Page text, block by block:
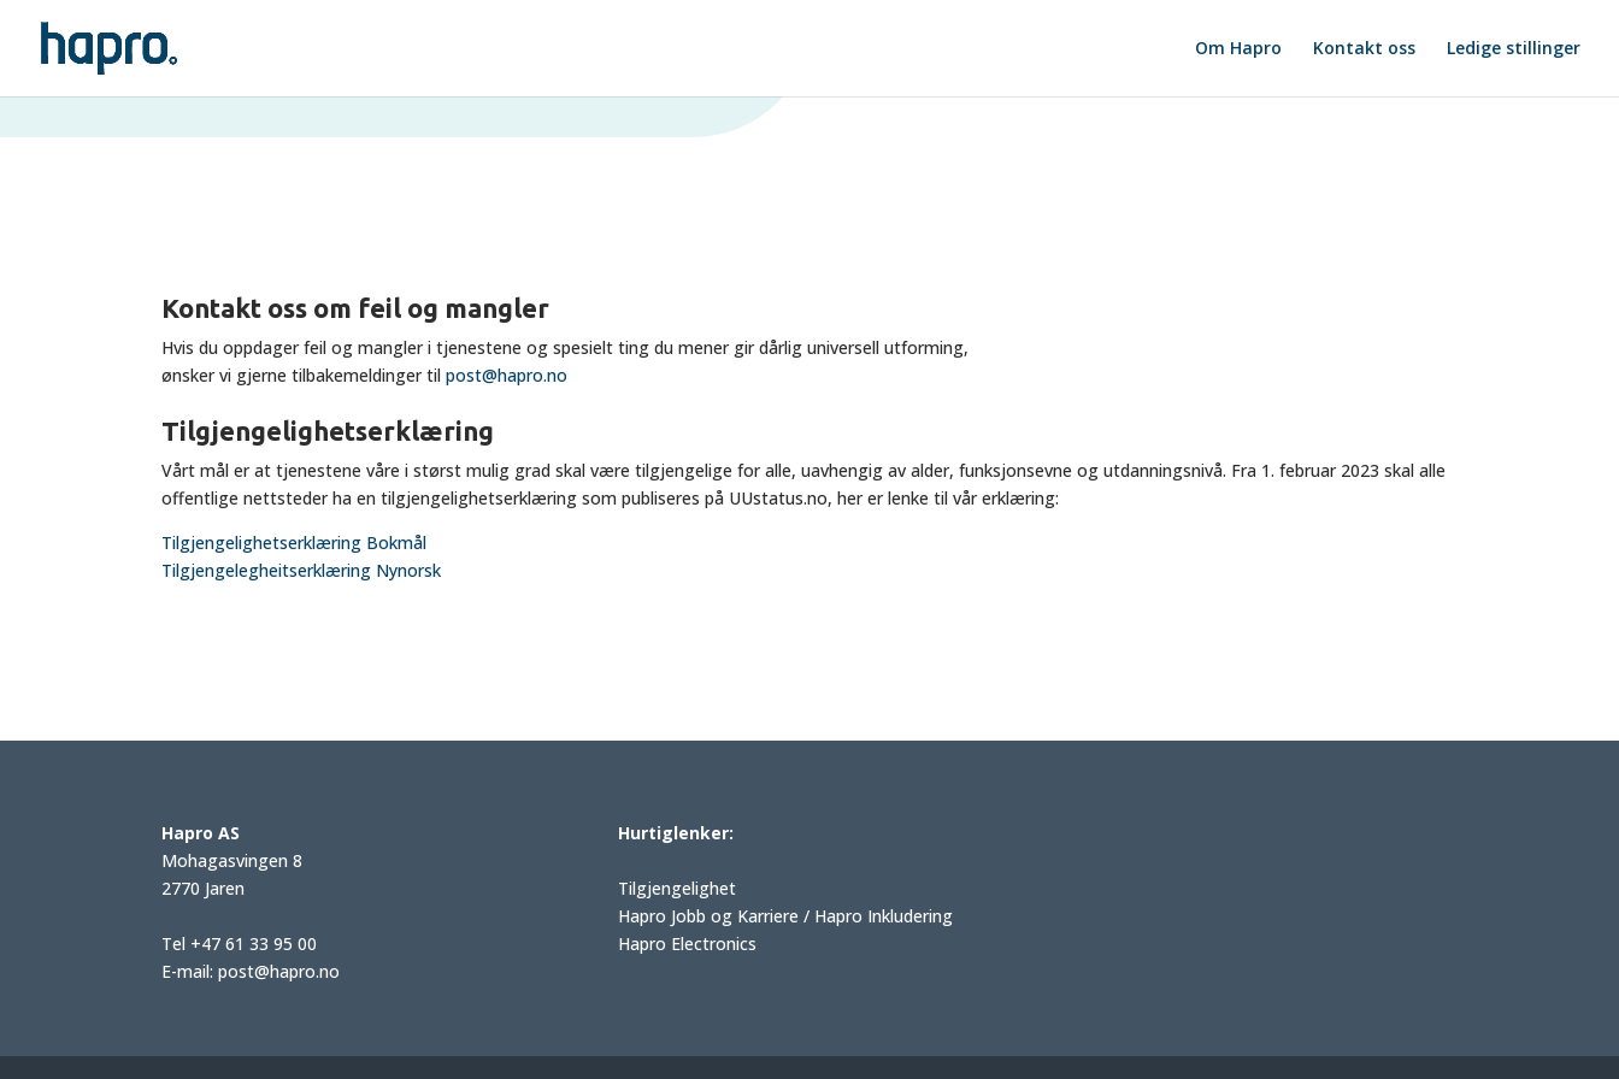
Om Hapro Kontakt oss Ledige stillinger
Kontakt oss om feil og mangler
Hvis du oppdager feil og mangler i tjenestene og spesielt ting du mener gir dårlig universell utforming,
ønsker vi gjerne tilbakemeldinger til post@hapro.no
Tilgjengelighetserklæring
Vårt mål er at tjenestene våre i størst mulig grad skal være tilgjengelige for alle, uavhengig av alder, funksjonsevne og utdanningsnivå. Fra 1. februar 2023 skal alle
offentlige nettsteder ha en tilgjengelighetserklæring som publiseres på UUstatus.no, her er lenke til vår erklæring:
Tilgjengelighetserklæring Bokmål
Tilgjengelegheitserklæring Nynorsk
Hapro AS
Mohagasvingen 8
2770 Jaren
Tel +47 61 33 95 00
E-mail:post@hapro.no
Hurtiglenker:
Tilgjengelighet
Hapro Jobb og Karriere / Hapro Inkludering
Hapro Electronics